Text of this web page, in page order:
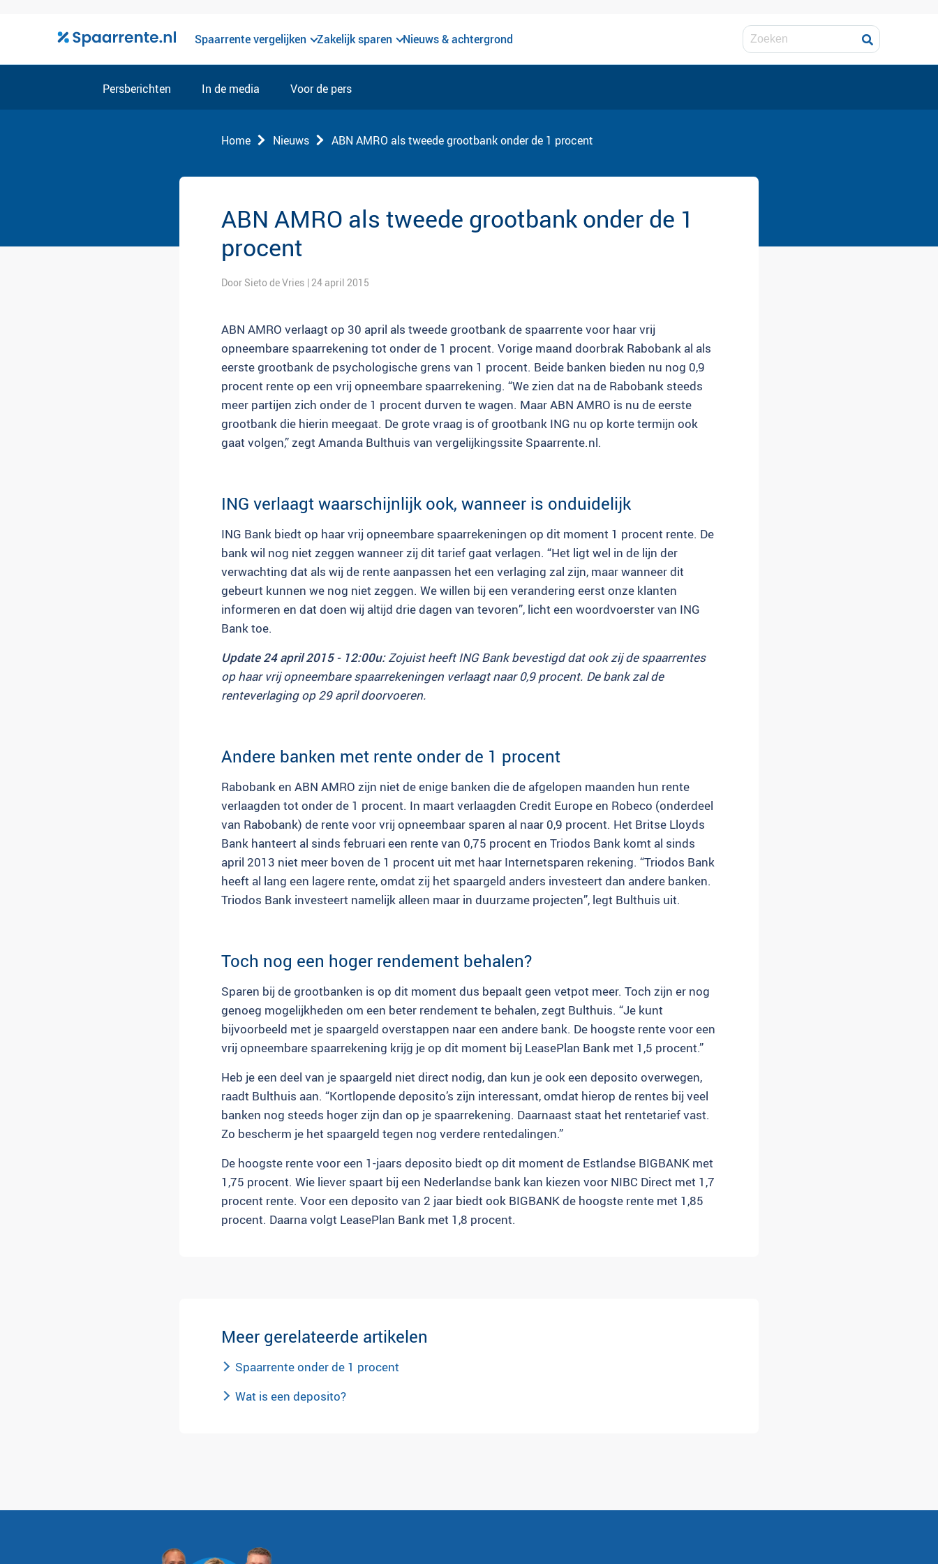
Spaarrente vergelijken Zakelijk sparen Nieuws & achtergrond
Persberichten In de media Voor de pers
Home Nieuws ABN AMRO als tweede grootbank onder de 1 procent
ABN AMRO als tweede grootbank onder de 1
procent
Door Sieto de Vries | 24 april 2015
ABN AMRO verlaagt op 30 april als tweede grootbank de spaarrente voor haar vrij
opneembare spaarrekening tot onder de 1 procent. Vorige maand doorbrak Rabobank al als
eerste grootbank de psychologische grens van 1 procent. Beide banken bieden nu nog 0,9
procent rente op een vrij opneembare spaarrekening. “We zien dat na de Rabobank steeds
meer partijen zich onder de 1 procent durven te wagen. Maar ABN AMRO is nu de eerste
grootbank die hierin meegaat. De grote vraag is of grootbank ING nu op korte termijn ook
gaat volgen,” zegt Amanda Bulthuis van vergelijkingssite Spaarrente.nl.
ING verlaagt waarschijnlijk ook, wanneer is onduidelijk
ING Bank biedt op haar vrij opneembare spaarrekeningen op dit moment 1 procent rente. De
bank wil nog niet zeggen wanneer zij dit tarief gaat verlagen. “Het ligt wel in de lijn der
verwachting dat als wij de rente aanpassen het een verlaging zal zijn, maar wanneer dit
gebeurt kunnen we nog niet zeggen. We willen bij een verandering eerst onze klanten
informeren en dat doen wij altijd drie dagen van tevoren”, licht een woordvoerster van ING
Bank toe.
Update 24 april 2015 - 12:00u:Zojuist heeft ING Bank bevestigd dat ook zij de spaarrentes
op haar vrij opneembare spaarrekeningen verlaagt naar 0,9 procent. De bank zal de
renteverlaging op 29 april doorvoeren.
Andere banken met rente onder de 1 procent
Rabobank en ABN AMRO zijn niet de enige banken die de afgelopen maanden hun rente
verlaagden tot onder de 1 procent. In maart verlaagden Credit Europe en Robeco (onderdeel
van Rabobank) de rente voor vrij opneembaar sparen al naar 0,9 procent. Het Britse Lloyds
Bank hanteert al sinds februari een rente van 0,75 procent en Triodos Bank komt al sinds
april 2013 niet meer boven de 1 procent uit met haar Internetsparen rekening. “Triodos Bank
heeft al lang een lagere rente, omdat zij het spaargeld anders investeert dan andere banken.
Triodos Bank investeert namelijk alleen maar in duurzame projecten”, legt Bulthuis uit.
Toch nog een hoger rendement behalen?
Sparen bij de grootbanken is op dit moment dus bepaalt geen vetpot meer. Toch zijn er nog
genoeg mogelijkheden om een beter rendement te behalen, zegt Bulthuis. “Je kunt
bijvoorbeeld met je spaargeld overstappen naar een andere bank. De hoogste rente voor een
vrij opneembare spaarrekening krijg je op dit moment bij LeasePlan Bank met 1,5 procent.”
Heb je een deel van je spaargeld niet direct nodig, dan kun je ook een deposito overwegen,
raadt Bulthuis aan. “Kortlopende deposito’s zijn interessant, omdat hierop de rentes bij veel
banken nog steeds hoger zijn dan op je spaarrekening. Daarnaast staat het rentetarief vast.
Zo bescherm je het spaargeld tegen nog verdere rentedalingen.”
De hoogste rente voor een 1-jaars deposito biedt op dit moment de Estlandse BIGBANK met
1,75 procent. Wie liever spaart bij een Nederlandse bank kan kiezen voor NIBC Direct met 1,7
procent rente. Voor een deposito van 2 jaar biedt ook BIGBANK de hoogste rente met 1,85
procent. Daarna volgt LeasePlan Bank met 1,8 procent.
Meer gerelateerde artikelen
Spaarrente onder de 1 procent
Wat is een deposito?